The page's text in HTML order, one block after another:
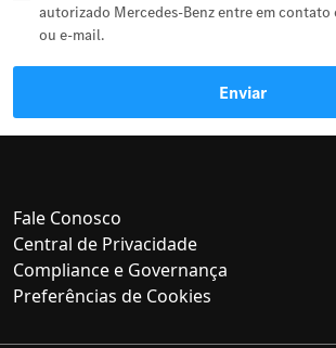
autorizado Mercedes-Benz entre em
ou e-mail.
Enviar
Fale Conosco
Central de Privacidade
Compliance e Governança
Preferências de Cookies